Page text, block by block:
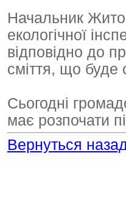
Начальник
екологічної
відповідно до
сміття, що буде
Сьогодні
має розпочати
Вернуться